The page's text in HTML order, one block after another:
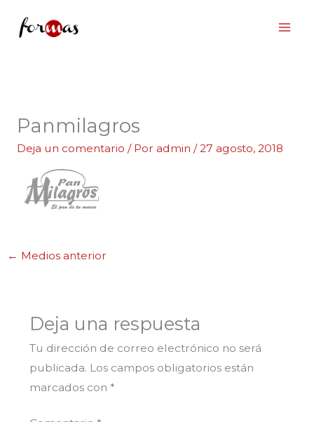
Panmilagros
Deja un comentario / Por admin /27 agosto, 2018
← Medios anterior
Deja una respuesta
Tu dirección de correo electrónico no será
publicada. Los campos obligatorios están
marcados con *